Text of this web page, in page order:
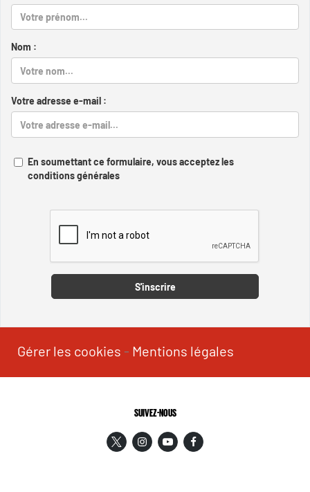
Nom :
Votre adresse e-mail :
En soumettant ce formulaire, vous acceptez les
conditions générales
S'inscrire
Gérer les cookies - Mentions légales
SUIVEZ-NOUS